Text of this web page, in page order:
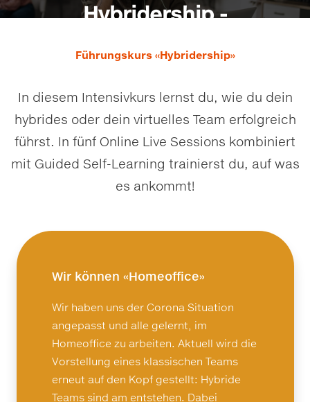
Hybridership -
Teams führen
Live Online-Kurs mit Top Coaches
und Self-Learning
Führungskurs «Hybridership»
In diesem Intensivkurs lernst du, wie du dein
hybrides oder dein virtuelles Team erfolgreich
führst. In fünf Online Live Sessions kombiniert
mit Guided Self-Learning trainierst du, auf was
es ankommt!
Wir können «Homeoffice»
Wir haben uns der Corona Situation
angepasst und alle gelernt, im
Homeoffice zu arbeiten. Aktuell wird die
Vorstellung eines klassischen Teams
erneut auf den Kopf gestellt: Hybride
Teams sind am entstehen. Dabei